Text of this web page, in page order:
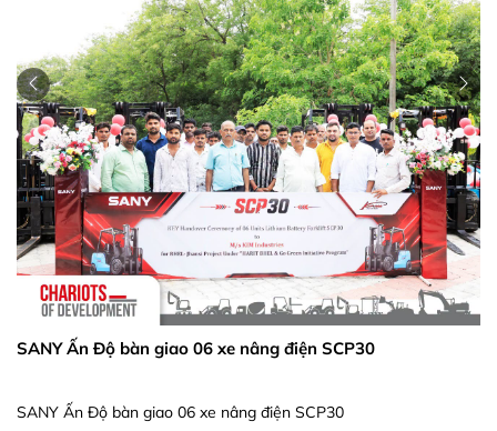
SANY Ấn Độ bàn giao 06 xe nâng điện SCP30
SANY Ấn Độ bàn giao 06 xe nâng điện SCP30